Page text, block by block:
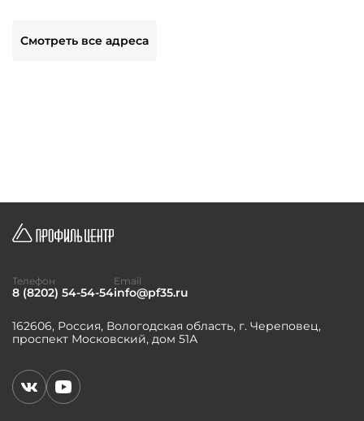
Смотреть все адреса
162606, Россия, Вологодская область, г. Череповец,
проспект Московский, дом 51А
Телефон
8 (8202) 54-54-54
Email
info@pf35.ru